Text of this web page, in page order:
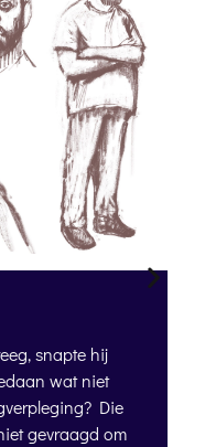
snapte hij
wat niet
Die
gevraagd om